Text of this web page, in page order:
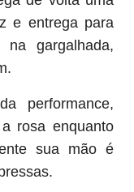
e entrega para
gargalhada,
performance,
rosa enquanto
sua mão é